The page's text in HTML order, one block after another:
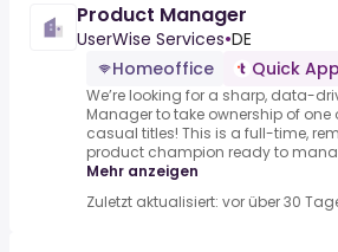
Product Manager
UserWise Services•DE
Homeoffice
Quick
We’re looking for a sharp, data-
Manager to take ownership of one
casual titles! This is a full-time,
product champion ready to
Mehr anzeigen
Zuletzt aktualisiert: vor über 30